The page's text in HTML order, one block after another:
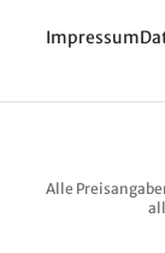
Impressum
Alle